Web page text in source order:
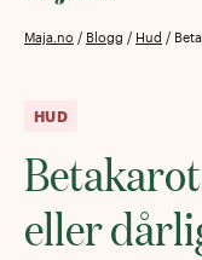
Maja.no / Blogg / Hud /
HUD
eller